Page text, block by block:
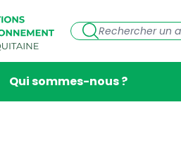
Qui sommes-nous ?